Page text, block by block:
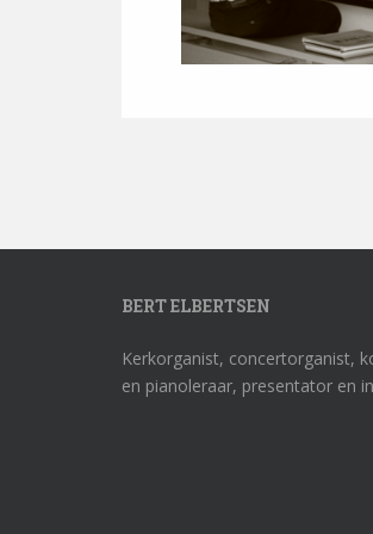
BERT ELBERTSEN
Kerkorganist, concertorganist,
en pianoleraar, presentator en